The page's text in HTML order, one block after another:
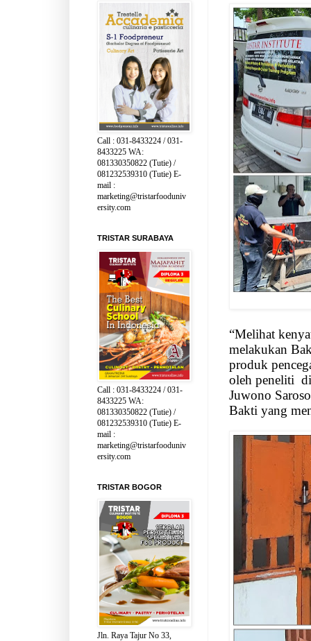
“Melihat
melakukan
produk
oleh peneliti
Juwono
Bakti yang
Call : 031-8433224 / 031-
8433225 WA:
081330350822 (Tutie) /
081232539310 (Tutie) E-
mail :
marketing@tristarfooduniv
ersity.com
TRISTAR SURABAYA
Call : 031-8433224 / 031-
8433225 WA:
081330350822 (Tutie) /
081232539310 (Tutie) E-
mail :
marketing@tristarfooduniv
ersity.com
TRISTAR BOGOR
Jln. Raya Tajur No 33,